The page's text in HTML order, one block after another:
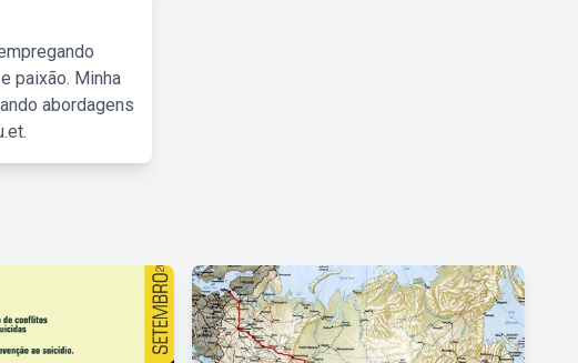
paixão. Minha
abordagens